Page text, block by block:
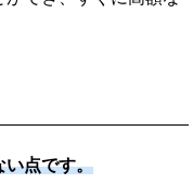
い点です。